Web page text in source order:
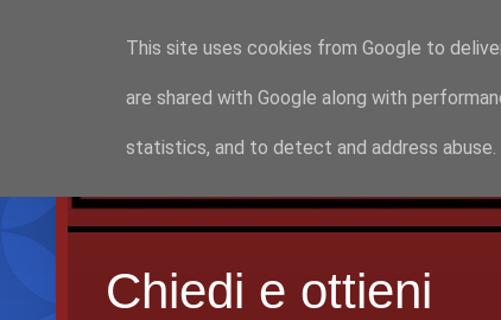
Chiedi e ottieni
This site uses cookies from Google to
are shared with Google along with
statistics, and to detect and address abuse.